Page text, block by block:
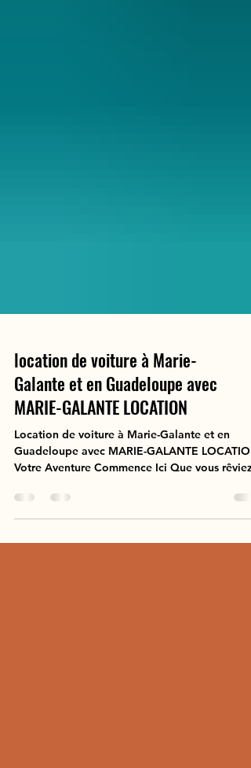
location de voiture à Marie-
Galante et en Guadeloupe avec
MARIE-GALANTE LOCATION
Location de voiture à Marie-Galante et en
Votre Aventure Commence Ici Que vous rêviez